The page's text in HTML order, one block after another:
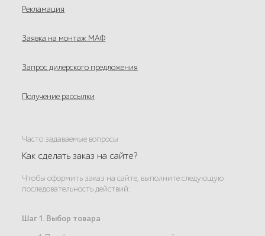
Рекламация
Заявка на монтаж МАФ
Запрос дилерского предложения
Получение рассылки
Часто задаваемые вопросы
Как сделать заказ на сайте?
Чтобы оформить заказ на сайте, выполните следующую
последовательность действий:
Шаг 1. Выбор товара